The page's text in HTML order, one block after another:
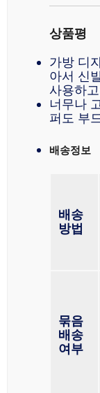
상품평
가방 디
아서 신
사용하
너무나
퍼도 부
배송정보
배송
방법
묶음
배송
여부